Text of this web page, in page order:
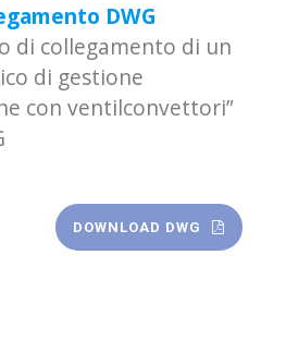
DWG
di collegamento di un
di gestione
con ventilconvettori”
DOWNLOAD DWG